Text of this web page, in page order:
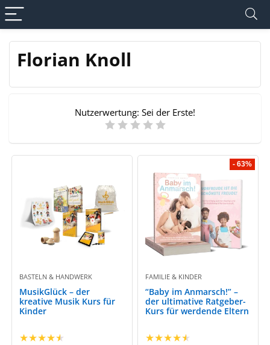
Florian Knoll
Nutzerwertung: Sei der Erste!
BASTELN & HANDWERK
MusikGlück – der
kreative Musik Kurs für
Kinder
★★★★★
- 63%
FAMILIE & KINDER
“Baby im Anmarsch!” –
der ultimative Ratgeber-
Kurs für werdende Eltern
★★★★★